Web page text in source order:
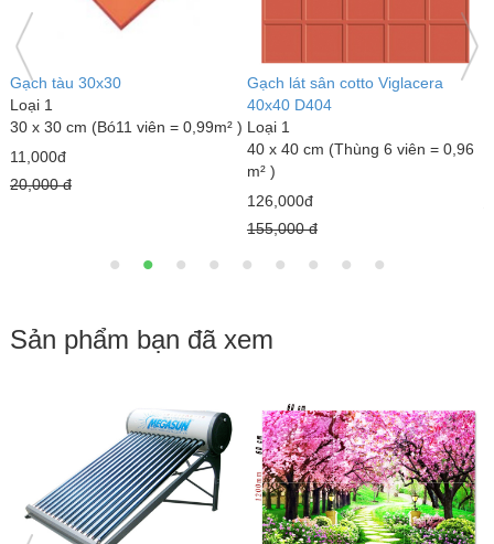
cotto Viglacera
6 viên = 0,96
Gạch đỏ lát sân Gốm Mỹ
40 x 40 cm (Thùng 6 viên = 0,96
Gạch lát sân
40 x 40 cm
Sản phẩm bạn đã xem